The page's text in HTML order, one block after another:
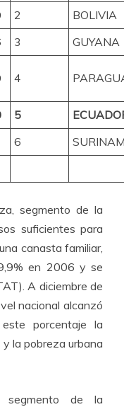
2
BOLIVIA
3 GUYANA
4
5
6
segmento de la
suficientes para
canasta familiar,
en 2006 y se
A diciembre de
nacional alcanzó
porcentaje la
la pobreza urbana
segmento de la